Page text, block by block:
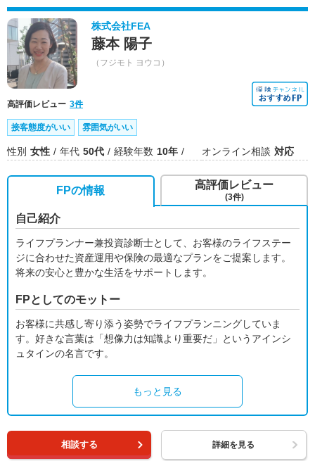
株式会社FEA
藤本 陽子
（フジモト ヨウコ）
高評価レビュー 3件
接客態度がいい 雰囲気がいい
性別 女性 年代 50代 経験年数 10年 オンライン相談 対応
FPの情報
自己紹介
ライフプランナー兼投資診断士として、お客様のライフステー
ジに合わせた資産運用や保険の最適なプランをご提案します。
将来の安心と豊かな生活をサポートします。
FPとしてのモットー
お客様に共感し寄り添う姿勢でライフプランニングしていま
す。好きな言葉は「想像力は知識より重要だ」というアインシ
ュタインの名言です。
もっと見る
高評価レビュー
(3件)
相談する 詳細を見る